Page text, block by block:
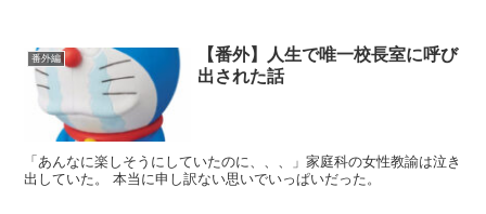
番外編
【番外】人生で唯一校長室に呼び
出された話
「あんなに楽しそうにしていたのに、、、」家庭科の女性教諭は泣き
出していた。 本当に申し訳ない思いでいっぱいだった。